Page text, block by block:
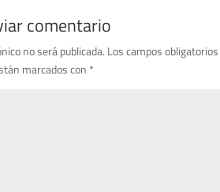
comentario
no será publicada. Los campos obligatorios
marcados con *